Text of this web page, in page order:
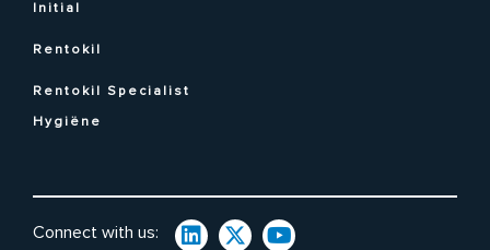
Initial
Rentokil
Rentokil Specialist
Hygiëne
Connect with us: